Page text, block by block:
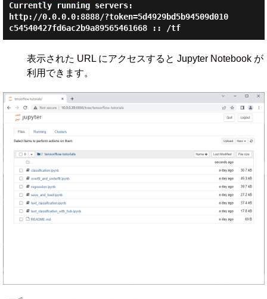
Currently running servers:
http://0.0.0.0:8888/?token=5d4929bd5b94509d010
c54540427fd6ac2b9a89565461668 :: /tf
表示された URL にアクセスすると Jupyter Notebook が
利用できます。